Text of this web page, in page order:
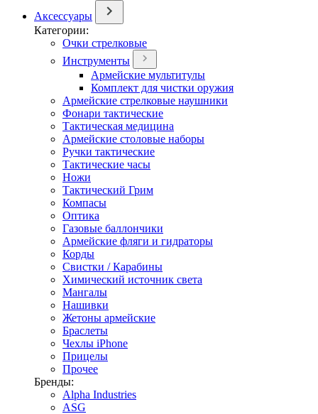
Аксессуары
Категории:
Очки стрелковые
Инструменты
Армейские мультитулы
Комплект для чистки оружия
Армейские стрелковые наушники
Фонари тактические
Тактическая медицина
Армейские столовые наборы
Ручки тактические
Тактические часы
Ножи
Тактический Грим
Компасы
Оптика
Газовые баллончики
Армейские фляги и гидраторы
Корды
Свистки / Карабины
Химический источник света
Мангалы
Нашивки
Жетоны армейские
Браслеты
Чехлы iPhone
Прицелы
Прочее
Бренды:
Alpha Industries
ASG